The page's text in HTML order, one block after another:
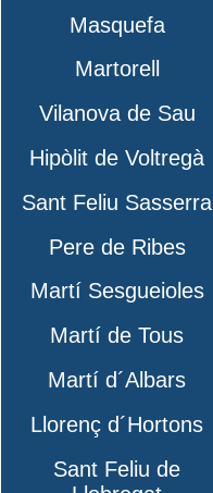
Masquefa
Martorell
Vilanova de Sau
Hipòlit de Voltregà
Sant Feliu Sasserra
Pere de Ribes
Martí Sesgueioles
Martí de Tous
Martí d´Albars
Llorenç d´Hortons
Sant Feliu de